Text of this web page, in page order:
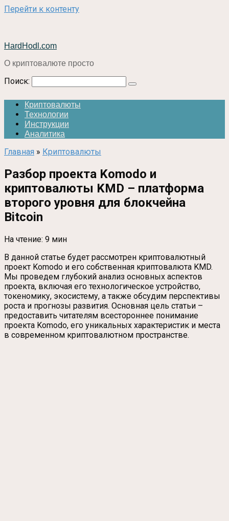
Перейти к контенту
HardHodl.com
О криптовалюте просто
Поиск:
Криптовалюты
Технологии
Инструкции
Аналитика
Главная » Криптовалюты
Разбор проекта Komodo и
криптовалюты KMD – платформа
второго уровня для блокчейна
Bitcoin
На чтение: 9 мин
В данной статье будет рассмотрен криптовалютный
проект Komodo и его собственная криптовалюта KMD.
Мы проведем глубокий анализ основных аспектов
проекта, включая его технологическое устройство,
токеномику, экосистему, а также обсудим перспективы
роста и прогнозы развития. Основная цель статьи –
предоставить читателям всестороннее понимание
проекта Komodo, его уникальных характеристик и места
в современном криптовалютном пространстве.